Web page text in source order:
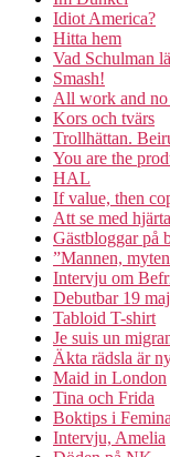
Idiot America?
Hitta hem
Vad Schulman
Smash!
All work and
Kors och tvärs
Trollhättan.
You are the
HAL
If value, then
Att se med
Gästbloggar på
”Mannen,
Intervju om
Debutbar 19 maj
Tabloid T-shirt
Je suis un
Äkta rädsla är
Maid in London
Tina och Frida
Boktips i Femina
Intervju, Amelia